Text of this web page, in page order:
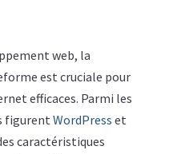
web, la
est cruciale pour
efficaces. Parmi les
figurent WordPress et
caractéristiques